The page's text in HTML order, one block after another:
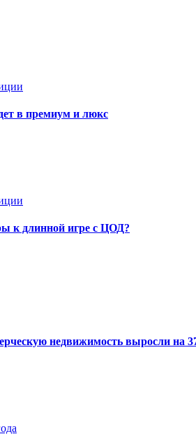
в премиум и люкс
к длинной игре с ЦОД?
недвижимость выросли на